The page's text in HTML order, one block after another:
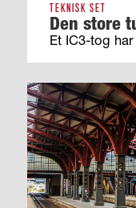
TEKNISK SET
Den store
Et IC3-tog